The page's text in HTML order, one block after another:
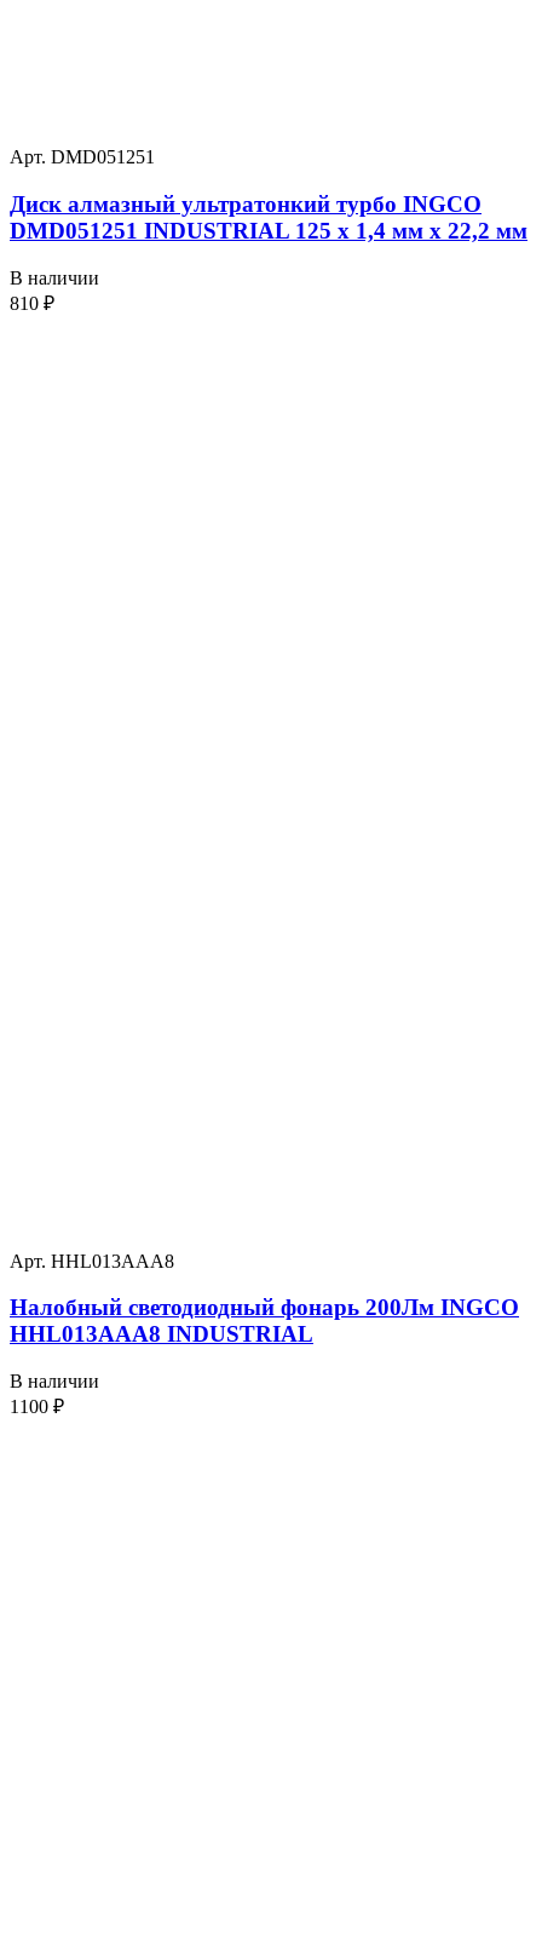
Арт. DMD051251
Диск алмазный ультратонкий турбо INGCO
DMD051251 INDUSTRIAL 125 х 1,4 мм x 22,2 мм
В наличии
810 ₽
Арт. HHL013AAA8
Налобный светодиодный фонарь 200Лм INGCO
HHL013AAA8 INDUSTRIAL
В наличии
1100 ₽